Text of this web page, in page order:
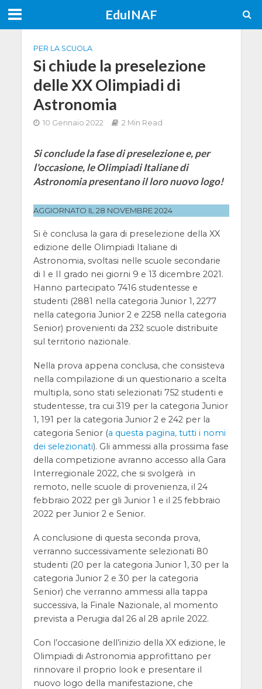
EduINAF
PER LA SCUOLA
Si chiude la preselezione
delle XX Olimpiadi di
Astronomia
10 Gennaio 2022 2 Min Read
Si conclude la fase di preselezione e, per
l'occasione, le Olimpiadi Italiane di
Astronomia presentano il loro nuovo logo!
AGGIORNATO IL 28 NOVEMBRE 2024
Si è conclusa la gara di preselezione della XX
edizione delle Olimpiadi Italiane di
Astronomia, svoltasi nelle scuole secondarie
di I e II grado nei giorni 9 e 13 dicembre 2021.
Hanno partecipato 7416 studentesse e
studenti (2881 nella categoria Junior 1, 2277
nella categoria Junior 2 e 2258 nella categoria
Senior) provenienti da 232 scuole distribuite
sul territorio nazionale.
Nella prova appena conclusa, che consisteva
nella compilazione di un questionario a scelta
multipla, sono stati selezionati 752 studenti e
studentesse, tra cui 319 per la categoria Junior
1, 191 per la categoria Junior 2 e 242 per la
categoria Senior (a questa pagina, tutti i nomi
dei selezionati). Gli ammessi alla prossima fase
della competizione avranno accesso alla Gara
Interregionale 2022, che si svolgerà in
remoto, nelle scuole di provenienza, il 24
febbraio 2022 per gli Junior 1 e il 25 febbraio
2022 per Junior 2 e Senior.
A conclusione di questa seconda prova,
verranno successivamente selezionati 80
studenti (20 per la categoria Junior 1, 30 per la
categoria Junior 2 e 30 per la categoria
Senior) che verranno ammessi alla tappa
successiva, la Finale Nazionale, al momento
prevista a Perugia dal 26 al 28 aprile 2022.
Con l’occasione dell’inizio della XX edizione, le
Olimpiadi di Astronomia approfittano per
rinnovare il proprio look e presentare il
nuovo logo della manifestazione, che